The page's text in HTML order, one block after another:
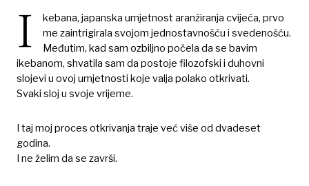
I
kebana, japanska umjetnost aranžiranja cvijeća, prvo
me zaintrigirala svojom jednostavnošću i svedenošću.
Međutim, kad sam ozbiljno počela da se bavim
ikebanom, shvatila sam da postoje filozofski i duhovni
slojevi u ovoj umjetnosti koje valja polako otkrivati.
Svaki sloj u svoje vrijeme.
I taj moj proces otkrivanja traje već više od dvadeset
godina.
I ne želim da se završi.